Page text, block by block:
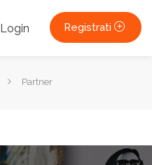
Login Registrati
Partner